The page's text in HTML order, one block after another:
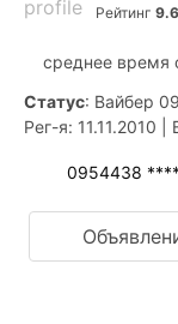
Рейтинг
среднее время
Статус: Вайбер
Рег-я: 11.11.2010
0954438 ****